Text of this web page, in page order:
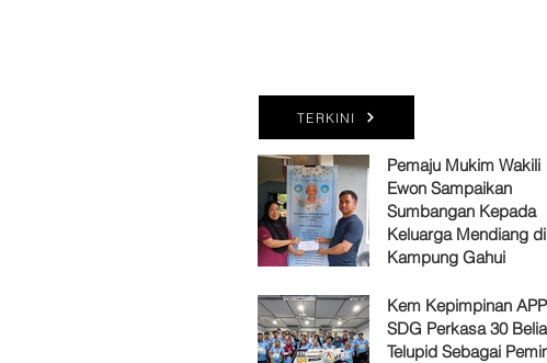
TERKINI
Pemaju Mukim Wakili
Ewon Sampaikan
Sumbangan Kepada
Keluarga Mendiang di
Kampung Gahui
Kem Kepimpinan
SDG Perkasa 30 Belia
Telupid Sebagai